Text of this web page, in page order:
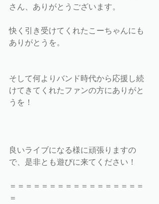
さん、ありがとうございます。
快く引き受けてくれたこーちゃんにも
ありがとうを。
そして何よりバンド時代から応援し続
けてきてくれたファンの方にありがと
うを！
良いライブになる様に頑張りますの
で、是非とも遊びに来てください！
＝＝＝＝＝＝＝＝＝＝＝＝＝＝＝＝＝
＝